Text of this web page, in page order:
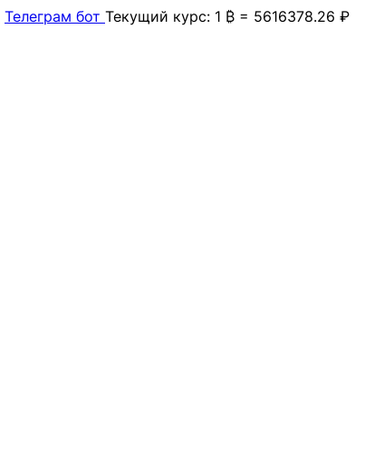
Телеграм бот Текущий курс: 1 ₿ = 5616378.26 ₽